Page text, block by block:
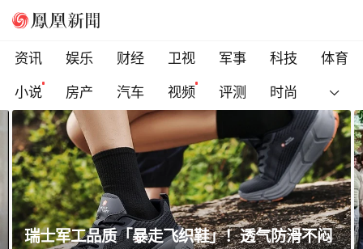
资讯 娱乐 财经 卫视 军事 科技
体育
小说
房产 汽车 视频 评测 时尚
乌克兰多地扩大征兵动员，符合条件者须在10